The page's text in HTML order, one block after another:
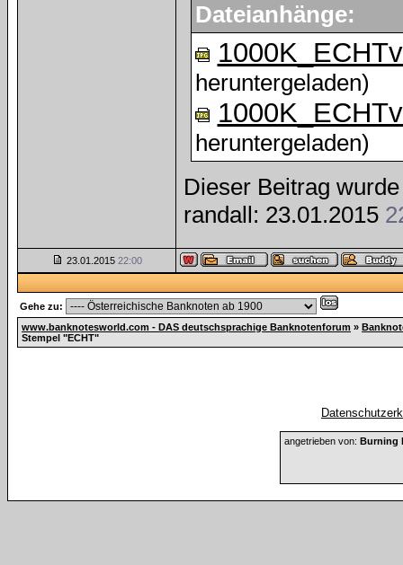
Dateianhänge:
heruntergeladen)
heruntergeladen)
Dieser Beitrag
randall: 23.01.2015
23.01.2015 22:00
Gehe zu:
www.banknotesworld.com - DAS deutschsprachige Banknotenforum »
Stempel "ECHT"
angetrieben von: Burning